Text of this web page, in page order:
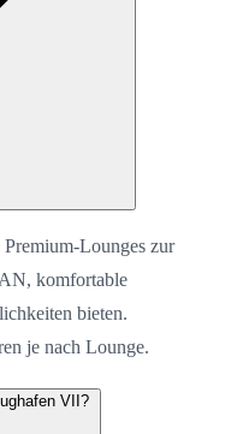
Lounges zur
komfortable
bieten.
je nach Lounge.
VII?